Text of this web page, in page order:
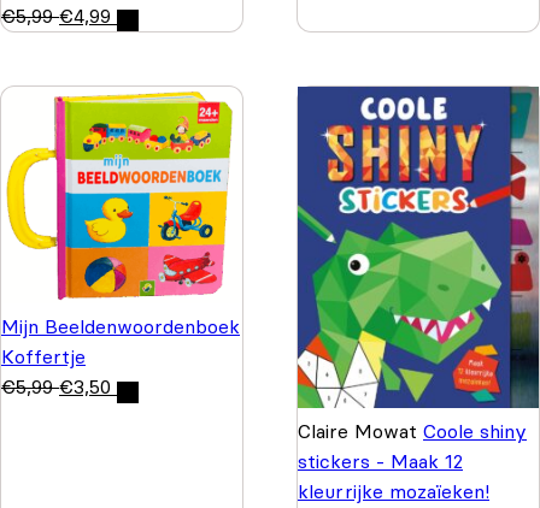
€5,99 €4,99
Mijn Beeldenwoordenboek
Koffertje
€5,99 €3,50
Claire Mowat Coole shiny
stickers - Maak 12
kleurrijke mozaïeken!